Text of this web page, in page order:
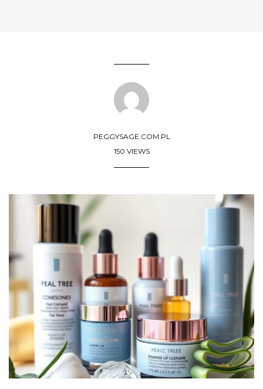
PEGGYSAGE.COM.PL
150 VIEWS